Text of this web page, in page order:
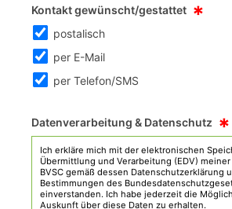
Kontakt gewünscht/gestattet *
postalisch
per E-Mail
per Telefon/SMS
Datenverarbeitung & Datenschutz *